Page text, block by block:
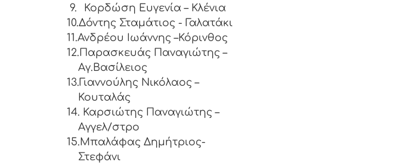
9.
Κορδώση Ευγενία – Κλένια
10.Δόντης Σταμάτιος - Γαλατάκι
11.Ανδρέου Ιωάννης –Κόρινθος
12.Παρασκευάς Παναγιώτης –
Αγ.Βασίλειος
13.Γιαννούλης Νικόλαος –
Κουταλάς
14. Καρσιώτης Παναγιώτης –
Αγγελ/στρο
15.Μπαλάφας Δημήτριος-
Στεφάνι